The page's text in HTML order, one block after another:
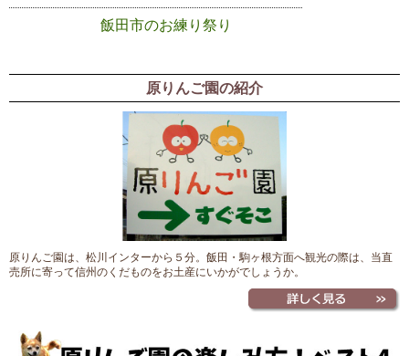
飯田市のお練り祭り
原りんご園の紹介
原りんご園は、松川インターから５分。飯田・駒ヶ根方面へ観光の際は、当直
売所に寄って信州のくだものをお土産にいかがでしょうか。